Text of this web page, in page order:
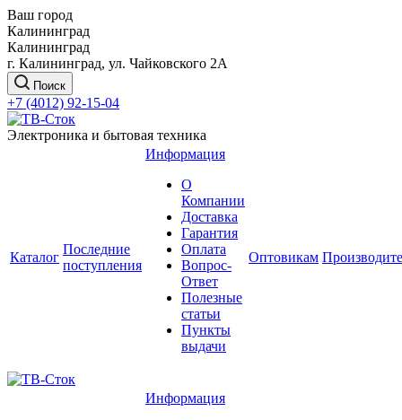
Ваш город
Калининград
Калининград
г. Калининград, ул. Чайковского 2А
Поиск
+7 (4012) 92-15-04
Электроника и бытовая техника
Каталог
Последние
поступления
Информация
О
Компании
Доставка
Гарантия
Оплата
Вопрос-
Ответ
Полезные
статьи
Пункты
выдачи
Оптовикам
Информация